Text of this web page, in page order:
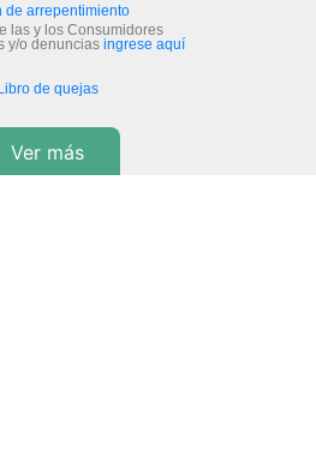
de arrepentimiento
las y los Consumidores
y/o denuncias ingrese aquí
Libro de quejas
Ver más